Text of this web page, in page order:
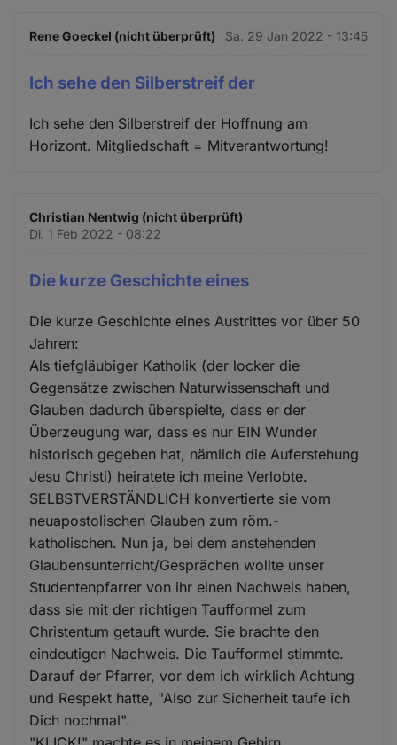
Rene Goeckel (nicht überprüft) Sa. 29 Jan 2022 - 13:45
Ich sehe den Silberstreif der
Ich sehe den Silberstreif der Hoffnung am
Horizont. Mitgliedschaft = Mitverantwortung!
Christian Nentwig (nicht überprüft)
Di. 1 Feb 2022 - 08:22
Die kurze Geschichte eines
Die kurze Geschichte eines Austrittes vor über 50
Jahren:
Als tiefgläubiger Katholik (der locker die
Gegensätze zwischen Naturwissenschaft und
Glauben dadurch überspielte, dass er der
Überzeugung war, dass es nur EIN Wunder
historisch gegeben hat, nämlich die Auferstehung
Jesu Christi) heiratete ich meine Verlobte.
SELBSTVERSTÄNDLICH konvertierte sie vom
neuapostolischen Glauben zum röm.-
katholischen. Nun ja, bei dem anstehenden
Glaubensunterricht/Gesprächen wollte unser
Studentenpfarrer von ihr einen Nachweis haben,
dass sie mit der richtigen Taufformel zum
Christentum getauft wurde. Sie brachte den
eindeutigen Nachweis. Die Taufformel stimmte.
Darauf der Pfarrer, vor dem ich wirklich Achtung
und Respekt hatte, "Also zur Sicherheit taufe ich
Dich nochmal".